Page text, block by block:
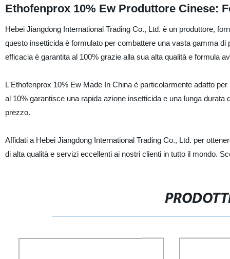
Ethofenprox 10% Ew Produttore Cinese:
Hebei Jiangdong International Trading Co., Ltd. è un produttore,
questo insetticida è formulato per combattere una vasta gamma
efficacia è garantita al 100% grazie alla sua alta qualità e formula
L'Ethofenprox 10% Ew Made In China è particolarmente adatto
al 10% garantisce una rapida azione insetticida e una lunga
prezzo.
Affidati a Hebei Jiangdong International Trading Co., Ltd. per
di alta qualità e servizi eccellenti ai nostri clienti in tutto il mondo.